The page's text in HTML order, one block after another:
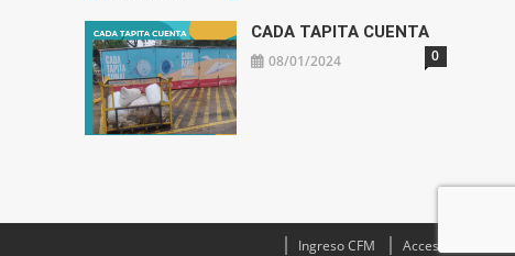
CADA TAPITA CUENTA
08/01/2024 0
Ingreso CFM Acceso